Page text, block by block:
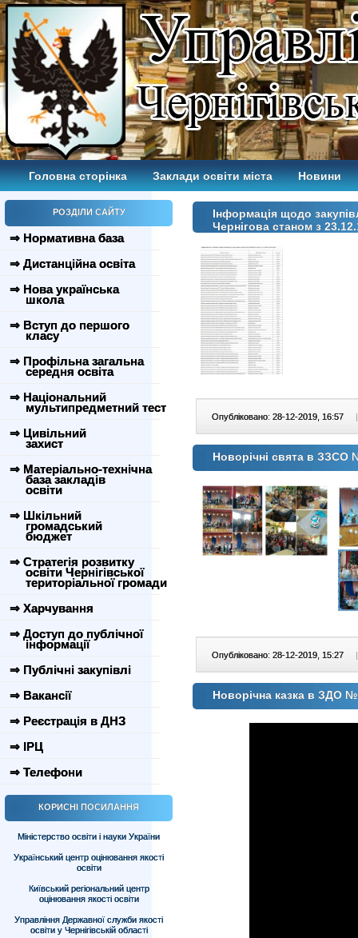
Головна сторінка Заклади освіти міста Новини
РОЗДІЛИ САЙТУ
⇒ Нормативна база
⇒ Дистанційна освіта
⇒ Нова українська
школа
⇒ Вступ до першого
класу
⇒ Профільна загальна
середня освіта
⇒ Національний
мультипредметний тест
⇒ Цивільний
захист
⇒ Матеріально-технічна
база закладів
освіти
⇒ Шкільний
громадський
бюджет
⇒ Стратегія розвитку
освіти Чернігівської
територіальної громади
⇒ Харчування
⇒ Доступ до публічної
інформації
⇒ Публічні закупівлі
⇒ Вакансії
⇒ Реєстрація в ДНЗ
⇒ ІРЦ
⇒ Телефони
КОРИСНІ ПОСИЛАННЯ
Міністерство освіти і науки України
Український центр оцінювання якості
освіти
Київський регіональний центр
оцінювання якості освіти
Управління Державної служби якості
освіти у Чернігівській області
Інформація щодо
Чернігова станом з
Опубліковано: 28-12-2019, 16:57 |
Новорічні свята в ЗЗСО
Опубліковано: 28-12-2019, 15:27 |
Новорічна казка в ЗДО